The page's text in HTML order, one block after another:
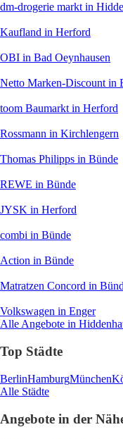
dm-drogerie markt in
Kaufland in Herford
OBI in Bad Oeynhausen
Netto Marken-Discount in
toom Baumarkt in Herford
Rossmann in Kirchlengern
Thomas Philipps in Bünde
REWE in Bünde
JYSK in Herford
combi in Bünde
Action in Bünde
Matratzen Concord in
Volkswagen in Enger
Alle Angebote in
Top Städte
BerlinHamburgMünchen
Alle Städte
Angebote in der